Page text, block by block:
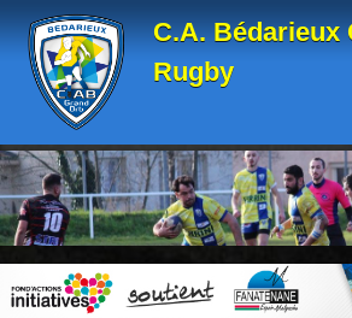
C.A. Bédarieux
Rugby
Panneau de gestion des cookies